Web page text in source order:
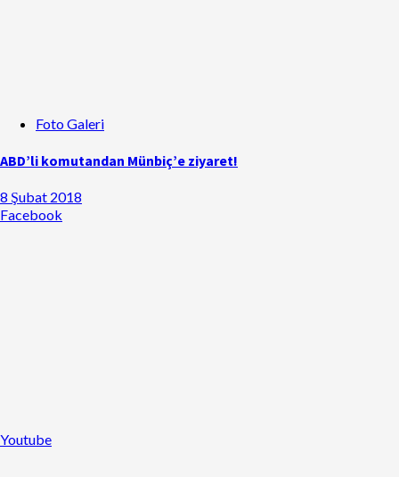
Foto Galeri
ABD’li komutandan Münbiç’e ziyaret!
8 Şubat 2018
Facebook
Youtube